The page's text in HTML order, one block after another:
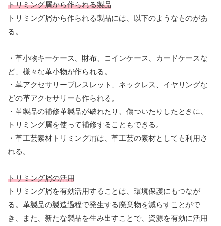
トリミング屑から作られる製品
トリミング屑から作られる製品には、以下のようなものがあ
る。
・革小物キーケース、財布、コインケース、カードケースな
ど、様々な革小物が作られる。
・革アクセサリーブレスレット、ネックレス、イヤリングな
どの革アクセサリーも作られる。
・革製品の補修革製品が破れたり、傷ついたりしたときに、
トリミング屑を使って補修することもできる。
・革工芸素材トリミング屑は、革工芸の素材としても利用さ
れる。
トリミング屑の活用
トリミング屑を有効活用することは、環境保護にもつなが
る。革製品の製造過程で発生する廃棄物を減らすことがで
き、また、新たな製品を生み出すことで、資源を有効に活用